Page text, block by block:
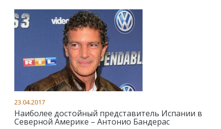
23.04.2017
Наиболее достойный представитель Испании в
Северной Америке – Антонио Бандерас